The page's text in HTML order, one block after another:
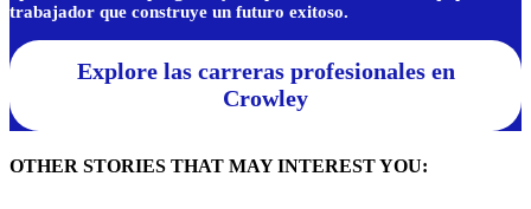
trabajador que construye un futuro exitoso.
Explore las carreras profesionales en
Crowley
OTHER STORIES THAT MAY INTEREST YOU: